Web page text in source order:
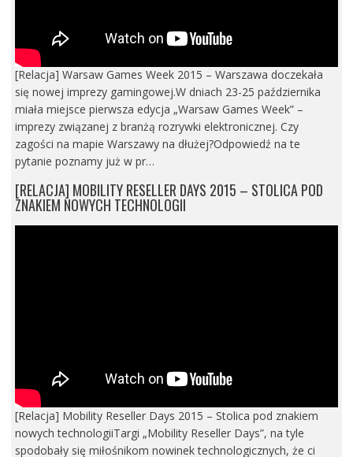
[Relacja] Warsaw Games Week 2015 – Warszawa doczekała
się nowej imprezy gamingowej.W dniach 23-25 października
miała miejsce pierwsza edycja „Warsaw Games Week” –
imprezy związanej z branżą rozrywki elektronicznej. Czy
zagości na mapie Warszawy na dłużej?Odpowiedź na te
pytanie poznamy już w pr…
[RELACJA] MOBILITY RESELLER DAYS 2015 – STOLICA POD
ZNAKIEM NOWYCH TECHNOLOGII
[Relacja] Mobility Reseller Days 2015 – Stolica pod znakiem
nowych technologiiTargi „Mobility Reseller Days”, na tyle
spodobały się miłośnikom nowinek technologicznych, że ci